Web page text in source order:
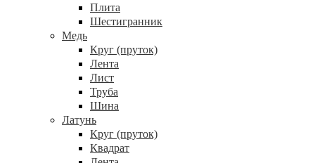
Плита
Шестигранник
Медь
Круг (пруток)
Лента
Лист
Труба
Шина
Латунь
Круг (пруток)
Квадрат